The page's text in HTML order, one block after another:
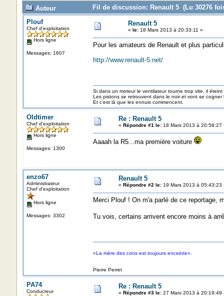
Auteur
Fil de discussion: Renault 5 (Lu 30276
Plouf
Chef d'exploitation
Hors ligne
Messages: 1607
Renault 5
« le:18 Mars 2013 à 20:33:11 »
Pour les amateurs de Renault et plus
http://www.renault-5.net/
Si dans un moteur le ventilateur tourne trop vite, il éteint
Les pistons se retrouvent dans le noir et vont se
Et c’est là que les ennuis commencent.
Oldtimer
Chef d'exploitation
Hors ligne
Messages: 1300
Re : Renault 5
« Répondre #1 le:18 Mars 2013 à 20:58:27
Aaaah la R5...ma première voiture
enzo67
Administrateur
Chef d'exploitation
Hors ligne
Messages: 3302
Renault 5
« Répondre #2 le:19 Mars 2013 à 05:43:23
Merci Plouf ! On m'a parlé de ce reportage,
Tu vois, certains arrivent encore moins à
«La mère des cons est toujours enceinte».
Pierre Perret
PA74
Conducteur
Re : Renault 5
« Répondre #3 le:27 Mars 2013 à 20:19:49